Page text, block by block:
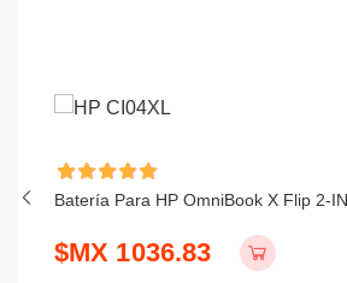
Batería Para HP OmniBook X Flip 2-
$MX 1036.83